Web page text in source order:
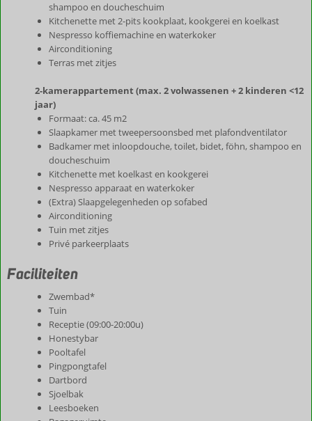
shampoo en doucheschuim
Kitchenette met 2-pits kookplaat, kookgerei en koelkast
Nespresso koffiemachine en waterkoker
Airconditioning
Terras met zitjes
2-kamerappartement (max. 2 volwassenen + 2 kinderen <12
jaar)
Formaat: ca. 45 m2
Slaapkamer met tweepersoonsbed met plafondventilator
Badkamer met inloopdouche, toilet, bidet, föhn, shampoo en
doucheschuim
Kitchenette met koelkast en kookgerei
Nespresso apparaat en waterkoker
(Extra) Slaapgelegenheden op sofabed
Airconditioning
Tuin met zitjes
Privé parkeerplaats
Faciliteiten
Zwembad*
Tuin
Receptie (09:00-20:00u)
Honestybar
Pooltafel
Pingpongtafel
Dartbord
Sjoelbak
Leesboeken